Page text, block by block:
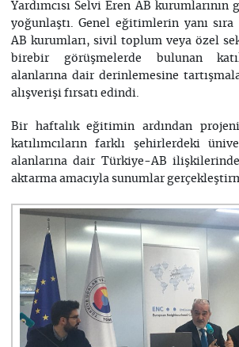
Yardımcısı Selvi Eren AB kurumlarının
yoğunlaştı. Genel eğitimlerin yanı
AB kurumları, sivil toplum veya özel
birebir görüşmelerde bulunan
alanlarına dair derinlemesine
alışverişi fırsatı edindi.
Bir haftalık eğitimin ardından
katılımcıların farklı şehirlerdeki
alanlarına dair Türkiye-AB
aktarma amacıyla sunumlar